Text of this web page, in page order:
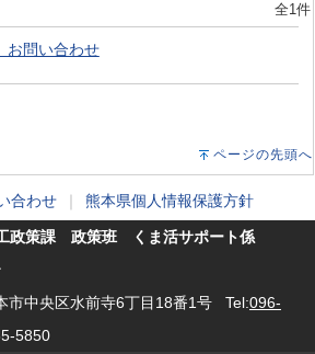
全1件
問い合わせ
ページの先頭へ
合わせ 熊本県個人情報保護方針
政策課 政策班 くま活サポート係
市中央区水前寺6丁目18番1号 Tel:096-
5850